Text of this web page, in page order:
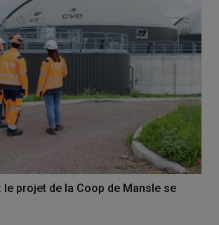
le projet de la Coop de Mansle se